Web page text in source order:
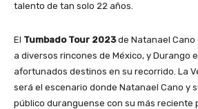
talento de tan solo 22 años.
El Tumbado Tour 2023de Natanael Cano
a diversos rincones de México, y Durango
afortunados destinos en su recorrido. La
será el escenario donde Natanael Cano y
público duranguense con su más reciente